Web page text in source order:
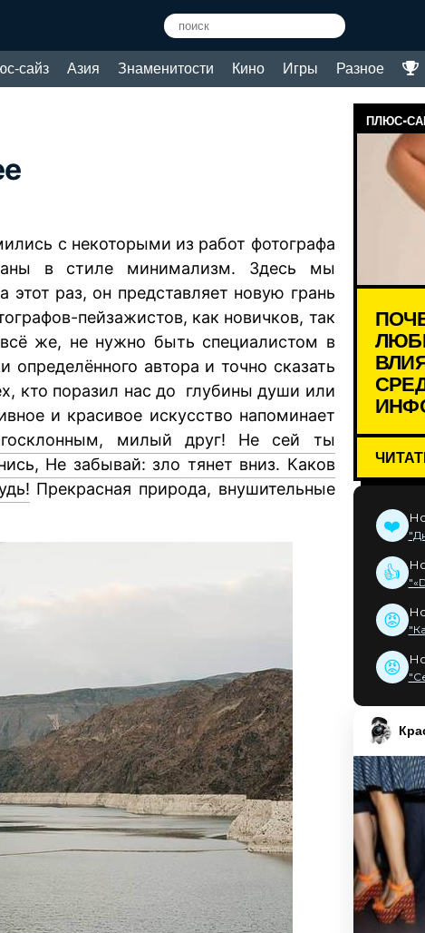
сайз Азия Знаменитости Кино Игры Разное
с некоторыми из работ фотографа
в стиле минимализм. Здесь мы
раз, он представляет новую грань
пейзажистов, как новичков, так
же, не нужно быть специалистом в
автора и точно сказать
кто поразил нас до глубины души или
и красивое искусство напоминает
милый друг! Не сей ты
Не забывай: зло тянет вниз. Каков
Прекрасная природа, внушительные
ПЛЮС-
❤️
👍
😡
😡